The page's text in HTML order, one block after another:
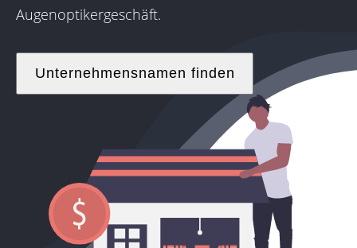
Augenoptikergeschäft.
Unternehmensnamen finden